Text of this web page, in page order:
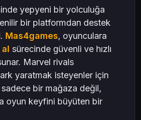
yepyeni bir yolculuğa
bir platformdan destek
Mas4games, oyunculara
al sürecinde güvenli ve hızlı
Marvel rivals
yaratmak isteyenler için
bir mağaza değil,
oyun keyfini büyüten bir